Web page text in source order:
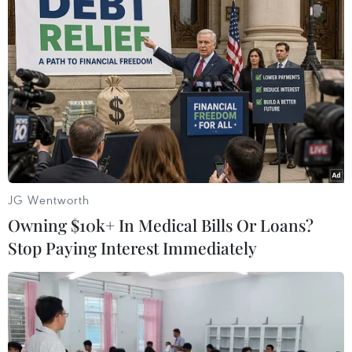
TIN LIÊN QUAN
Mê trang điểm, yêu động vật, không thể
bỏ qua những món mỹ phẩm này
JG Wentworth
Owning $10k+ In Medical Bills Or Loans?
Stop Paying Interest Immediately